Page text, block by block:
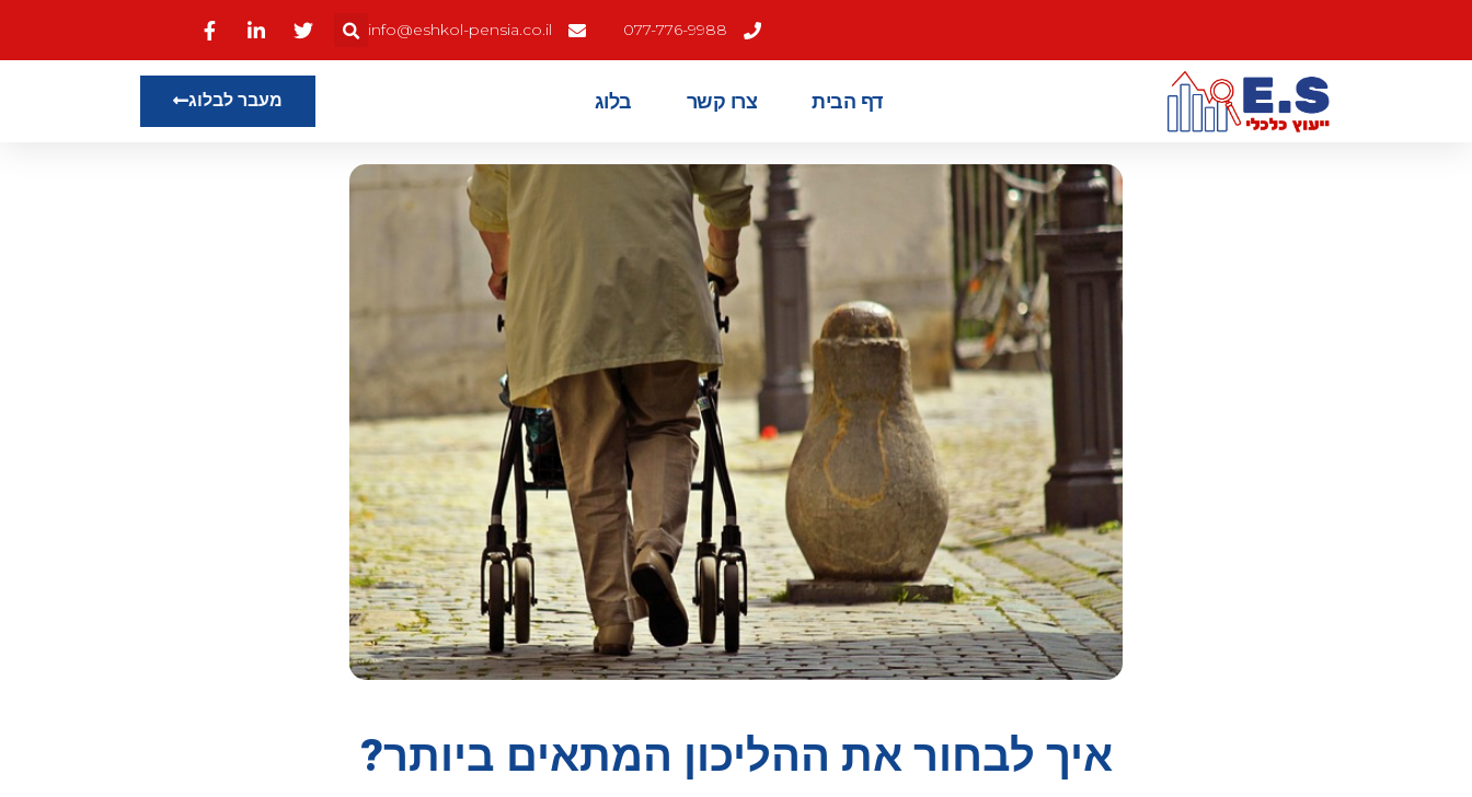
077-776-9988
info@eshkol-pensia.co.il
דף הבית צרו קשר בלוג מעבר לבלוג
איך לבחור את ההליכון המתאים ביותר?